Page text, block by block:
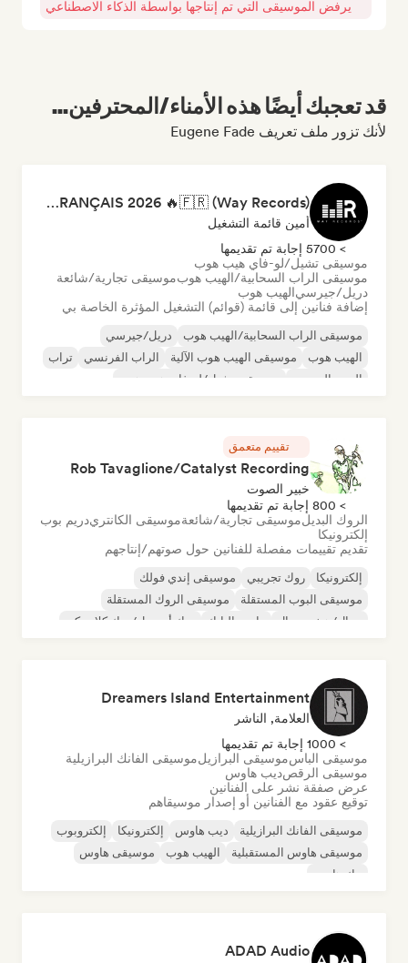
يرفض الموسيقى التي تم إنتاجها بواسطة الذكاء الاصطناعي
قد تعجبك أيضًا هذه الأمناء/المحترفين...
لأنك تزور ملف تعريف Eugene Fade
RAP FRANÇAIS 2026 🔥🇫🇷 (Way Records)
أمين قائمة التشغيل
> 5700 إجابة تم تقديمها
موسيقى تشيل/لو-فاي هيب هوب
موسيقى الراب السحابية/الهيب هوبموسيقى تجارية/شائعة
دريل/جيرسيالهيب هوب
إضافة فنانين إلى قائمة (قوائم) التشغيل المؤثرة الخاصة بي
موسيقى الراب السحابية/الهيب هوب
دريل/جيرسي
الهيب هوب
موسيقى الهيب هوب الآلية الراب الفرنسي
تراب
البوب الحضري
موسيقى تشيل/لو-فاي هيب هوب
تقييم متعمق
Rob Tavaglione/Catalyst Recording
خبير الصوت
> 800 إجابة تم تقديمها
الروك البديلموسيقى تجارية/شائعةموسيقى الكانتريدريم بوب
إلكترونيكا
تقديم تقييمات مفصلة للفنانين حول صوتهم/إنتاجهم
إلكترونيكا روك تجريبي
موسيقى إندي فولك
موسيقى البوب المستقلة
موسيقى الروك المستقلة
ميتال/هيفي ميتال
ما بعد البانك روك أند رول/روك كلاسيكي
Dreamers Island Entertainment
العلامة, الناشر
> 1000 إجابة تم تقديمها
موسيقى الباسموسيقى البرازيلموسيقى الفانك البرازيلية
موسيقى الرقصديب هاوس
عرض صفقة نشر على الفنانين
توقيع عقود مع الفنانين أو إصدار موسيقاهم
موسيقى الفانك البرازيلية ديب هاوس إلكترونيكا
إلكتروبوب
موسيقى هاوس المستقبلية
الهيب هوب
موسيقى هاوس
تيك هاوس
ADAD Audio